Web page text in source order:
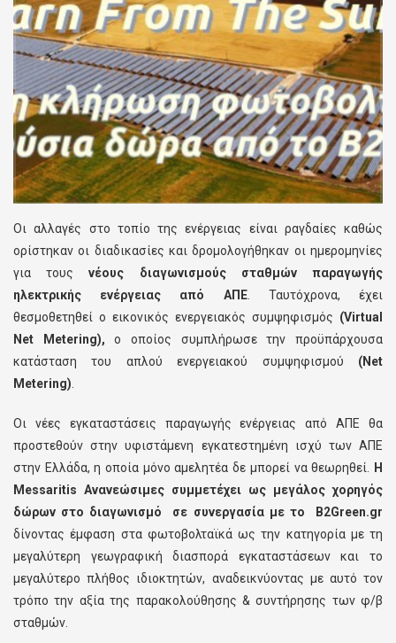
Οι αλλαγές στο τοπίο της ενέργειας είναι ραγδαίες καθώς
ορίστηκαν οι διαδικασίες και δρομολογήθηκαν οι ημερομηνίες
για τουςνέους διαγωνισμούς σταθμών παραγωγής
ηλεκτρικής ενέργειας από ΑΠΕ. Ταυτόχρονα, έχει
θεσμοθετηθεί ο εικονικός ενεργειακός συμψηφισμός (Virtual
Net Metering), ο οποίος συμπλήρωσε την προϋπάρχουσα
κατάσταση του απλού ενεργειακού συμψηφισμού (Net
Metering)
Οι νέες εγκαταστάσεις παραγωγής ενέργειας από ΑΠΕ θα
προστεθούν στην υφιστάμενη εγκατεστημένη ισχύ των ΑΠΕ
στην Ελλάδα, η οποία μόνο αμελητέα δε μπορεί να θεωρηθεί.
H
Messaritis Ανανεώσιμες συμμετέχει ως μεγάλος χορηγός
δώρων στο διαγωνισμό σε συνεργασία με το B2Green.gr
δίνοντας έμφαση στα φωτοβολταϊκά ως την κατηγορία με τη
μεγαλύτερη γεωγραφική διασπορά εγκαταστάσεων και το
μεγαλύτερο πλήθος ιδιοκτητών, αναδεικνύοντας με αυτό τον
τρόπο την αξία της παρακολούθησης & συντήρησης των φ/β
σταθμών.